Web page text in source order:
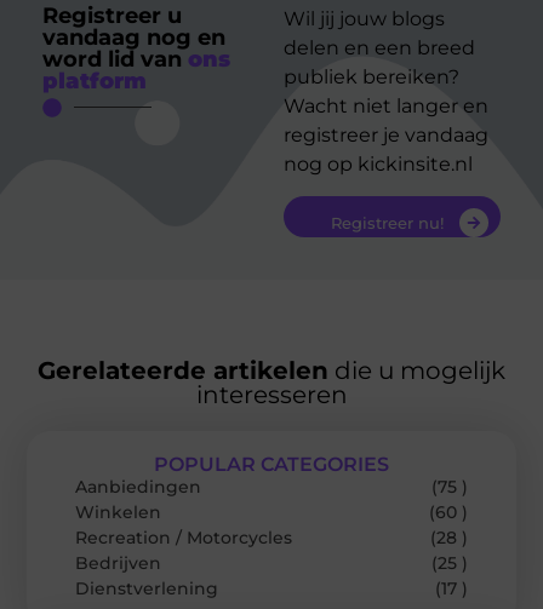
Registreer u
vandaag nog en
word lid van ons
platform
Wil jij jouw blogs
delen en een breed
publiek bereiken?
Wacht niet langer en
registreer je vandaag
nog op kickinsite.nl
Registreer nu!
Gerelateerde artikelen die u mogelijk
interesseren
POPULAR CATEGORIES
Aanbiedingen
(75 )
Winkelen
(60 )
Recreation / Motorcycles
(28 )
Bedrijven
(25 )
Dienstverlening
(17 )